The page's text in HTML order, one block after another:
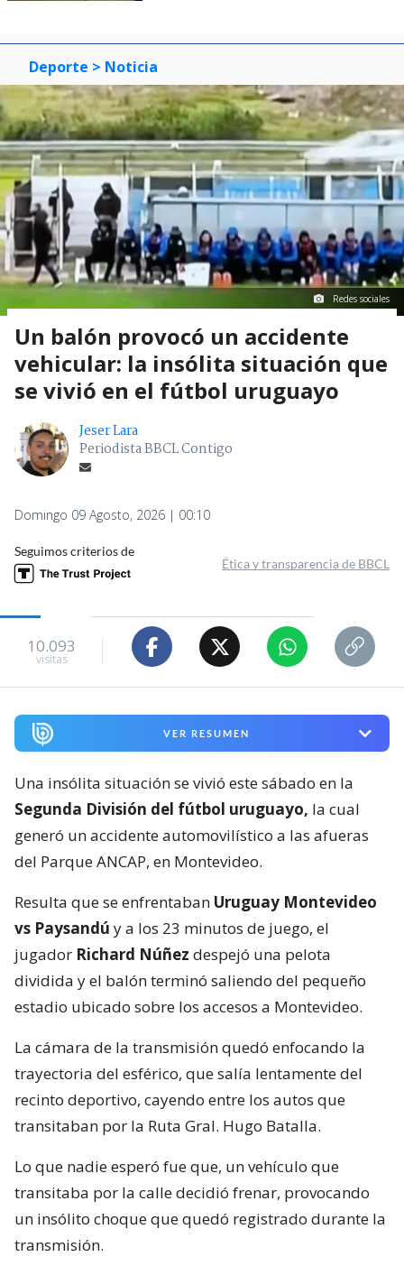
Deporte > Noticia
Redes sociales
Un balón provocó un accidente
vehicular: la insólita situación que
se vivió en el fútbol uruguayo
Jeser Lara
Periodista BBCL Contigo
Domingo 09 Agosto, 2026 | 00:10
Seguimos criterios de
Ética y transparencia de BBCL
10.093
visitas
VER RESUMEN
Una insólita situación se vivió este sábado en la
Segunda División del fútbol uruguayo, la cual
generó un accidente automovilístico a las afueras
del Parque ANCAP, en Montevideo.
Resulta que se enfrentaban Uruguay Montevideo
vs Paysandú y a los 23 minutos de juego, el
jugador Richard Núñez despejó una pelota
dividida y el balón terminó saliendo del pequeño
estadio ubicado sobre los accesos a Montevideo.
La cámara de la transmisión quedó enfocando la
trayectoria del esférico, que salía lentamente del
recinto deportivo, cayendo entre los autos que
transitaban por la Ruta Gral. Hugo Batalla.
Lo que nadie esperó fue que, un vehículo que
transitaba por la calle decidió frenar, provocando
un insólito choque que quedó registrado durante la
transmisión.